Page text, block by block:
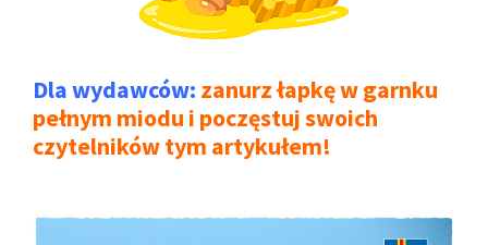
Dla wydawców: zanurz łapkę w garnku
pełnym miodu i poczęstuj swoich
czytelników tym artykułem!